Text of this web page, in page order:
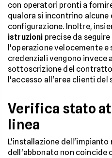
con operatori pronti a
qualora si incontrino
configurazione. Inoltre,
istruzioni precise da
l'operazione velocemente e
credenziali vengono invece
sottoscrizione del
l'accesso all'area clienti del
Verifica stato
linea
L'installazione dell'impianto
dell'abbonato non coincide